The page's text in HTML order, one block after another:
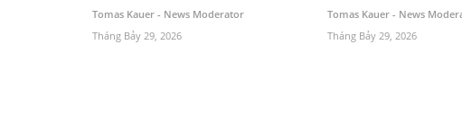
Tomas Kauer - News Moderator
Tháng Bảy 29, 2026
Tomas Kauer - News
Tháng Bảy 29, 2026